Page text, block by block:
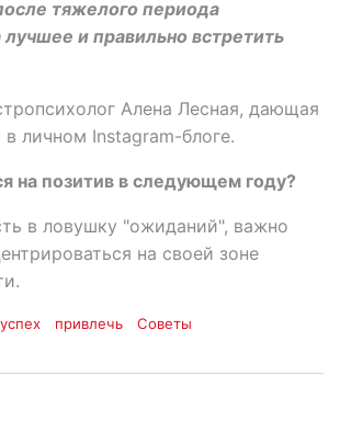
тяжелого периода
лучшее и правильно встретить
Алена Лесная, дающая
личном Instagram-блоге.
на позитив в следующем году?
в ловушку "ожиданий", важно
на своей зоне
успех привлечь Советы